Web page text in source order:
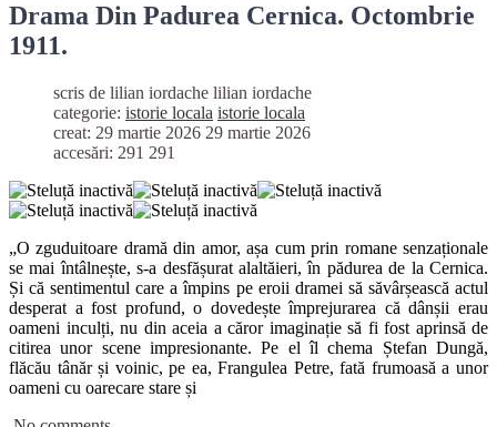
Drama Din Padurea Cernica. Octombrie
1911.
scris de lilian iordache lilian iordache
categorie: istorie locala istorie locala
creat: 29 martie 2026 29 martie 2026
accesări: 291 291
„O zguduitoare dramă din amor, așa cum prin romane senzaționale
se mai întâlnește, s-a desfășurat alaltăieri, în pădurea de la Cernica.
Și că sentimentul care a împins pe eroii dramei să săvârșească actul
desperat a fost profund, o dovedește împrejurarea că dânșii erau
oameni inculți, nu din aceia a căror imaginație să fi fost aprinsă de
citirea unor scene impresionante. Pe el îl chema Ștefan Dungă,
flăcău tânăr și voinic, pe ea, Frangulea Petre, fată frumoasă a unor
oameni cu oarecare stare și